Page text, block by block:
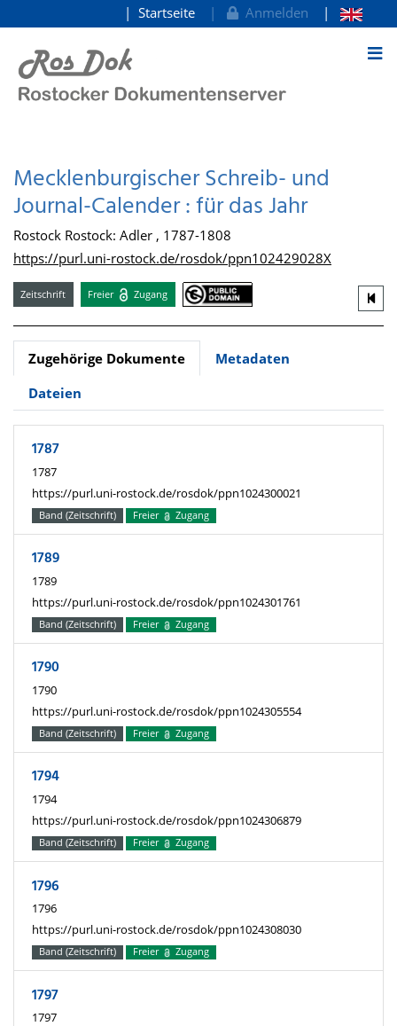
zum Inhalt
Startseite Anmelden
Mecklenburgischer Schreib- und
Journal-Calender : für das Jahr
Rostock Rostock: Adler , 1787-1808
https://purl.uni-rostock.de/rosdok/ppn102429028X
Zeitschrift Freier Zugang
Zugehörige Dokumente
Metadaten
Dateien
1787
1787
https://purl.uni-rostock.de/rosdok/ppn1024300021
Band (Zeitschrift) Freier Zugang
1789
1789
https://purl.uni-rostock.de/rosdok/ppn1024301761
Band (Zeitschrift) Freier Zugang
1790
1790
https://purl.uni-rostock.de/rosdok/ppn1024305554
Band (Zeitschrift) Freier Zugang
1794
1794
https://purl.uni-rostock.de/rosdok/ppn1024306879
Band (Zeitschrift) Freier Zugang
1796
1796
https://purl.uni-rostock.de/rosdok/ppn1024308030
Band (Zeitschrift) Freier Zugang
1797
1797